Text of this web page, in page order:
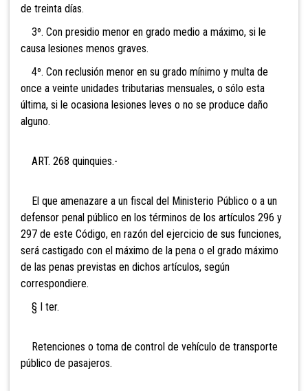
de treinta días.
3º. Con presidio menor en grado medio a máximo, si le
causa lesiones menos graves.
4º. Con reclusión menor en su grado mínimo y multa de
once a veinte unidades tributarias mensuales, o sólo esta
última, si le ocasiona lesiones leves o no se produce daño
alguno.
ART. 268 quinquies.-
El que amenazare a un fiscal del Ministerio Público o a un
defensor penal público en los términos de los artículos 296 y
297 de este Código, en razón del ejercicio de sus funciones,
será castigado con el máximo de la pena o el grado máximo
de las penas previstas en dichos artículos, según
correspondiere.
§ I ter.
Retenciones o toma de control de vehículo de transporte
público de pasajeros.